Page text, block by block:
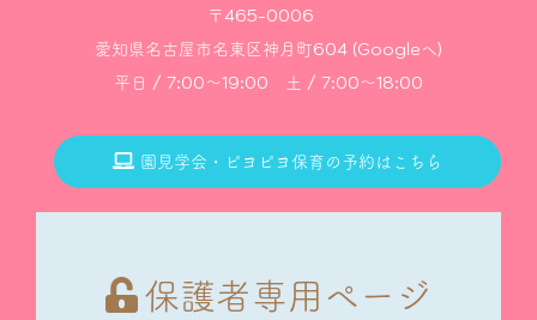
〒465-0006
愛知県名古屋市名東区神月町604 (Googleへ)
平日 / 7:00～19:00 土 / 7:00～18:00
園見学会・ピヨピヨ保育の予約はこちら
保護者専用ページ